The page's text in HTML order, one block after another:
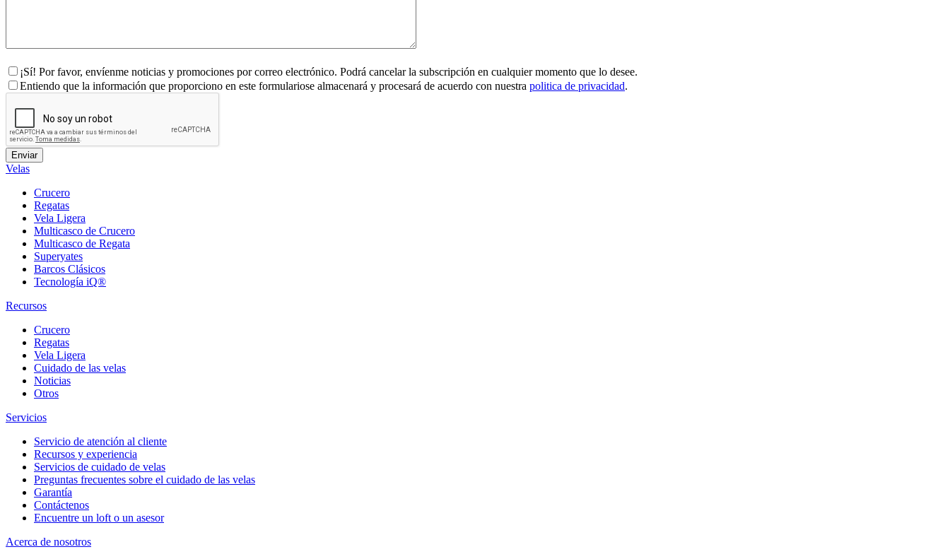
¡Sí! Por favor, envíenme noticias y promociones por correo electrónico. Podrá cancelar la subscripción en cualquier momento que lo desee.
Entiendo que la información que proporciono en este formulariose almacenará y procesará de acuerdo con nuestra politica de privacidad.
Velas
Crucero
Regatas
Vela Ligera
Multicasco de Crucero
Multicasco de Regata
Superyates
Barcos Clásicos
Tecnología iQ®
Recursos
Crucero
Regatas
Vela Ligera
Cuidado de las velas
Noticias
Otros
Servicios
Servicio de atención al cliente
Recursos y experiencia
Servicios de cuidado de velas
Preguntas frecuentes sobre el cuidado de las velas
Garantía
Contáctenos
Encuentre un loft o un asesor
Acerca de nosotros